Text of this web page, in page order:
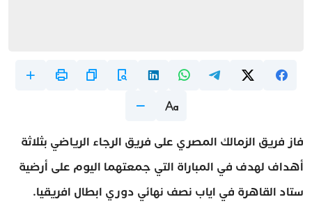
فاز فريق الزمالك المصري على فريق الرجاء الرياضي بثلاثة
أهداف لهدف في المباراة التي جمعتهما اليوم على أرضية
ستاد القاهرة في اياب نصف نهائي دوري ابطال افريقيا.